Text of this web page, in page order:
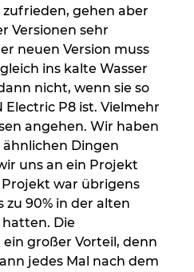
gehen aber
Versionen sehr
neuen Version muss
ins kalte Wasser
nicht, wenn sie so
Electric P8 ist. Vielmehr
angehen. Wir haben
Dingen
uns an ein Projekt
war übrigens
zu 90% in der alten
Die
großer Vorteil, denn
jedes Mal nach dem